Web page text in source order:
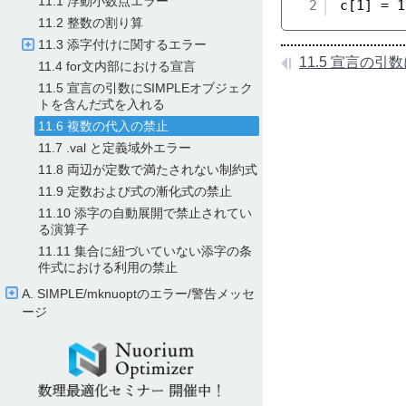
11.2 整数の割り算
11.3 添字付けに関するエラー
11.4 for文内部における宣言
11.5 宣言の引数にSIMPLEオブジェク
トを含んだ式を入れる
11.6 複数の代入の禁止
11.7 .val と定義域外エラー
11.8 両辺が定数で満たされない制約式
11.9 定数および式の漸化式の禁止
11.10 添字の自動展開で禁止されてい
る演算子
11.11 集合に紐づいていない添字の条
件式における利用の禁止
A. SIMPLE/​mknuoptのエラー/​警告メッセ
ージ
2
c[1] =